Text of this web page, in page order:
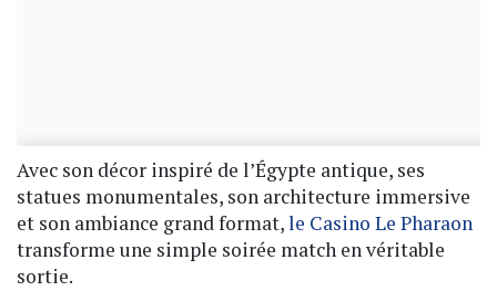
Avec son décor inspiré de l’Égypte antique, ses
statues monumentales, son architecture immersive
et son ambiance grand format,le Casino Le Pharaon
transforme une simple soirée match en véritable
sortie.